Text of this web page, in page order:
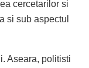
cercetarilor si
si sub aspectul
Aseara, politisti